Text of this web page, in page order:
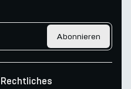
Abonnieren
Rechtliches